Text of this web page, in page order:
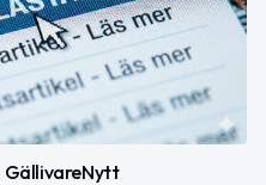
GällivareNytt